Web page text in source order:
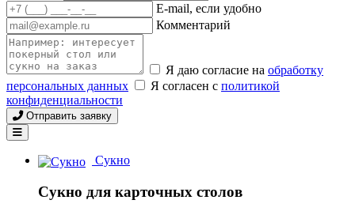
E-mail, если удобно
Комментарий
Я даю согласие на обработку
персональных данных
Я согласен с политикой
конфиденциальности
Отправить заявку
Сукно
Сукно для карточных столов